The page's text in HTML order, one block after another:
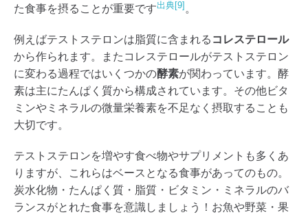
た食事を摂ることが重要です出典[9] 。
例えばテストステロンは脂質に含まれる コレステロール
から作られます。またコレステロールがテストステロン
に変わる過程ではいくつかの酵素が関わっています。酵
素は主にたんぱく質から構成されています。その他ビタ
ミンやミネラルの微量栄養素を不足なく摂取することも
大切です。
テストステロンを増やす食べ物やサプリメントも多くあ
りますが、これらはベースとなる食事があってのもの。
炭水化物・たんぱく質・脂質・ビタミン・ミネラルのバ
ランスがとれた食事を意識しましょう！お魚や野菜・果